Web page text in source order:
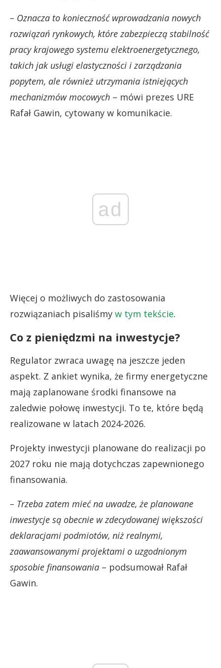
– Oznacza to konieczność wprowadzania nowych
rozwiązań rynkowych, które zabezpieczą stabilność
pracy krajowego systemu elektroenergetycznego,
takich jak usługi elastyczności i zarządzania
popytem, ale również utrzymania istniejących
mechanizmów mocowych – mówi prezes URE
Rafał Gawin, cytowany w komunikacie.
ad
Więcej o możliwych do zastosowania
rozwiązaniach pisaliśmy w tym tekście.
Co z pieniędzmi na inwestycje?
Regulator zwraca uwagę na jeszcze jeden
aspekt. Z ankiet wynika, że firmy energetyczne
mają zaplanowane środki finansowe na
zaledwie połowę inwestycji. To te, które będą
realizowane w latach 2024-2026.
Projekty inwestycji planowane do realizacji po
2027 roku nie mają dotychczas zapewnionego
finansowania.
– Trzeba zatem mieć na uwadze, że planowane
inwestycje są obecnie w zdecydowanej większości
deklaracjami podmiotów, niż realnymi,
zaawansowanymi projektami o uzgodnionym
sposobie finansowania – podsumował Rafał
Gawin.